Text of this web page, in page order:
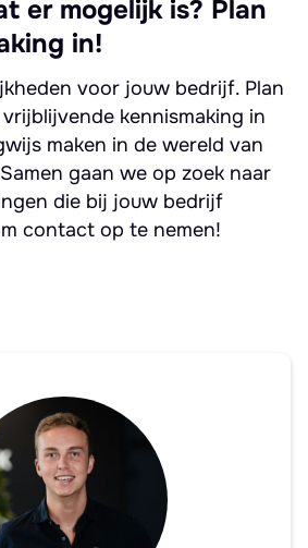
er mogelijk is? Plan
in!
voor jouw bedrijf. Plan
kennismaking in
maken in de wereld van
gaan we op zoek naar
die bij jouw bedrijf
contact op te nemen!